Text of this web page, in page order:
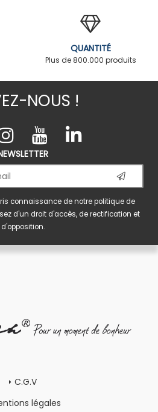
QUANTITÉ
Plus de 800.000 produits
NOUS !
connaissance de notrepolitique de
d'un droit d'accès, de rectification et
d'opposition.
C.G.V
légales